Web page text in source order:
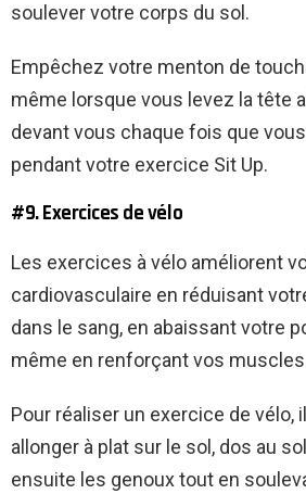
soulever votre corps du sol.
Empêchez votre menton de
même lorsque vous levez la tête
devant vous chaque fois que
pendant votre exercice Sit Up.
#9. Exercices de vélo
Les exercices à vélo améliorent
cardiovasculaire en réduisant
dans le sang, en abaissant votre
même en renforçant vos
Pour réaliser un exercice de vélo,
allonger à plat sur le sol, dos au
ensuite les genoux tout en